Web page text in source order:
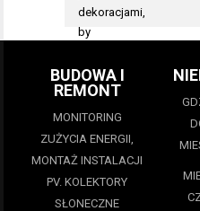
BUDOWA I
REMONT
MONITORING
ZUŻYCIA ENERGII,
MONTAŻ INSTALACJI
PV. KOLEKTORY
SŁONECZNE